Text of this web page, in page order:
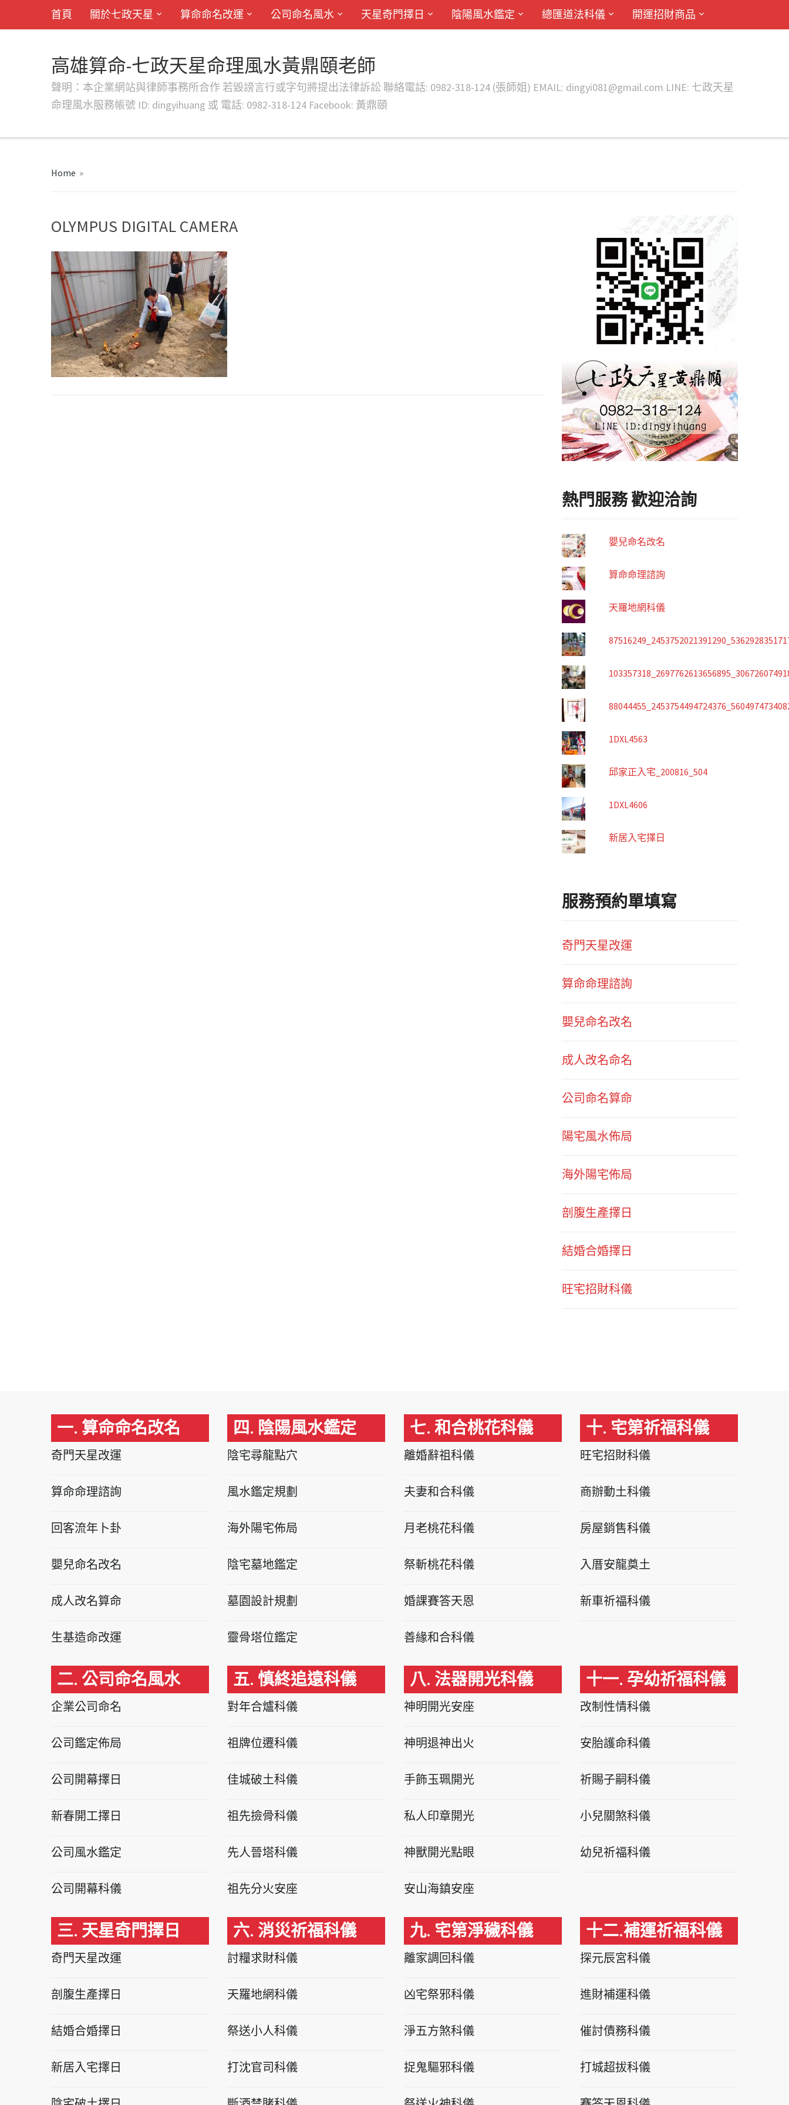
首頁 關於七政天星 算命命名改運 公司命名風水 天星奇門擇日 陰陽風水鑑定 總匯道法科儀 開運招財商品
高雄算命-七政天星命理風水黃鼎頤老師
聲明：本企業網站與律師事務所合作 若毀謗言行或字句將提出法律訴訟 聯絡電話: 0982-318-124 (張師姐) EMAIL: dingyi081@gmail.com LINE: 七政天星
命理風水服務帳號 ID: dingyihuang 或 電話: 0982-318-124 Facebook: 黃鼎頤
Home »
OLYMPUS DIGITAL CAMERA
熱門服務 歡迎洽詢
嬰兒命名改名
算命命理諮詢
天羅地網科儀
1DXL4563
邱家正入宅_200816_504
1DXL4606
新居入宅擇日
服務預約單填寫
奇門天星改運
算命命理諮詢
嬰兒命名改名
成人改名命名
公司命名算命
陽宅風水佈局
海外陽宅佈局
剖腹生產擇日
結婚合婚擇日
旺宅招財科儀
一. 算命命名改名
奇門天星改運
算命命理諮詢
回客流年卜卦
嬰兒命名改名
成人改名算命
生基造命改運
二. 公司命名風水
企業公司命名
公司鑑定佈局
公司開幕擇日
新春開工擇日
公司風水鑑定
公司開幕科儀
三. 天星奇門擇日
奇門天星改運
剖腹生產擇日
結婚合婚擇日
新居入宅擇日
四. 陰陽風水鑑定
陰宅尋龍點穴
風水鑑定規劃
海外陽宅佈局
陰宅墓地鑑定
墓園設計規劃
靈骨塔位鑑定
五. 慎終追遠科儀
對年合爐科儀
祖牌位遷科儀
佳城破土科儀
祖先撿骨科儀
先人晉塔科儀
祖先分火安座
六. 消災祈福科儀
討糧求財科儀
天羅地網科儀
祭送小人科儀
打沈官司科儀
七. 和合桃花科儀
離婚辭祖科儀
夫妻和合科儀
月老桃花科儀
祭斬桃花科儀
婚課賽答天恩
善緣和合科儀
八. 法器開光科儀
神明開光安座
神明退神出火
手飾玉珮開光
私人印章開光
神獸開光點眼
安山海鎮安座
九. 宅第淨穢科儀
離家調回科儀
凶宅祭邪科儀
淨五方煞科儀
捉鬼驅邪科儀
十. 宅第祈福科儀
旺宅招財科儀
商辦動土科儀
房屋銷售科儀
入厝安龍奠土
新車祈福科儀
十一. 孕幼祈福科儀
改制性情科儀
安胎護命科儀
祈賜子嗣科儀
小兒關煞科儀
幼兒祈福科儀
十二.補運祈福科儀
探元辰宮科儀
進財補運科儀
催討債務科儀
打城超拔科儀